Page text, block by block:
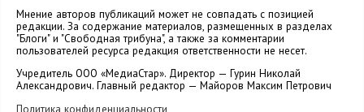
Мнение авторов публикаций может не совпадать с позицией
редакции. За содержание материалов, размещенных в разделах
"Блоги" и "Свободная трибуна", а также за комментарии
пользователей ресурса редакция ответственности не несет.
Учредитель ООО «МедиаСтар». Директор — Гурин Николай
Александрович. Главный редактор — Майоров Максим Петрович
Политика конфиденциальности